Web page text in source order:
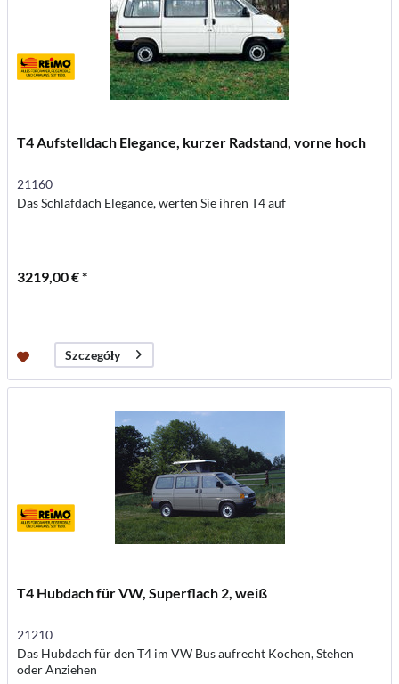
T4 Aufstelldach Elegance, kurzer Radstand, vorne hoch
21160
Das Schlafdach Elegance, werten Sie ihren T4 auf
3219,00 € *
Szczegóły
T4 Hubdach für VW, Superflach 2, weiß
21210
Das Hubdach für den T4 im VW Bus aufrecht Kochen, Stehen
oder Anziehen